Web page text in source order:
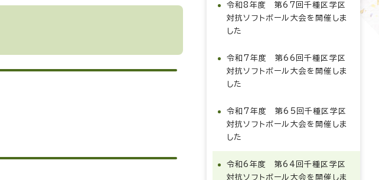
令和8年度 第67回千種区学区
対抗ソフトボール大会を開催しま
した
令和7年度 第66回千種区学区
対抗ソフトボール大会を開催しま
した
令和7年度 第65回千種区学区
対抗ソフトボール大会を開催しま
した
令和6年度 第64回千種区学区
対抗ソフトボール大会を開催しま